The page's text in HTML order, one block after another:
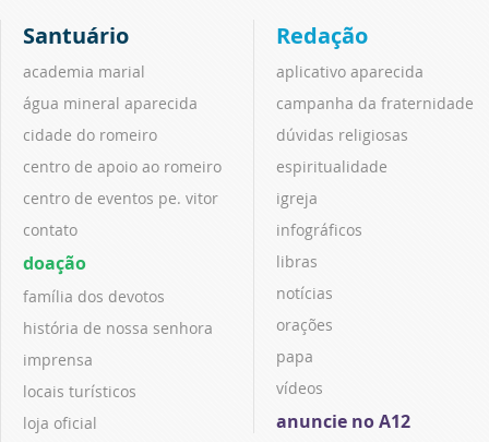
Santuário
academia marial
água mineral aparecida
cidade do romeiro
centro de apoio ao romeiro
centro de eventos pe. vitor
contato
doação
família dos devotos
história de nossa senhora
imprensa
locais turísticos
loja oficial
Redação
aplicativo aparecida
campanha da fraternidade
dúvidas religiosas
espiritualidade
igreja
infográficos
libras
notícias
orações
papa
vídeos
anuncie no A12